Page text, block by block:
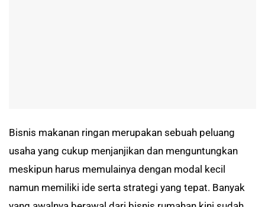
Bisnis makanan ringan merupakan sebuah peluang
usaha yang cukup menjanjikan dan menguntungkan
meskipun harus memulainya dengan modal kecil
namun memiliki ide serta strategi yang tepat. Banyak